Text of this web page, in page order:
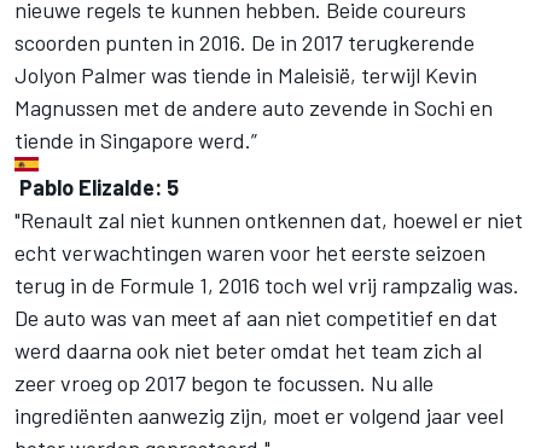
nieuwe regels te kunnen hebben. Beide coureurs
scoorden punten in 2016. De in 2017 terugkerende
Jolyon Palmer was tiende in Maleisië, terwijl Kevin
Magnussen met de andere auto zevende in Sochi en
tiende in Singapore werd.”
Pablo Elizalde: 5
"Renault zal niet kunnen ontkennen dat, hoewel er niet
echt verwachtingen waren voor het eerste seizoen
terug in de Formule 1, 2016 toch wel vrij rampzalig was.
De auto was van meet af aan niet competitief en dat
werd daarna ook niet beter omdat het team zich al
zeer vroeg op 2017 begon te focussen. Nu alle
ingrediënten aanwezig zijn, moet er volgend jaar veel